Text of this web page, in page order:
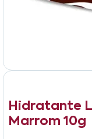
Hidratante
Marrom 10g